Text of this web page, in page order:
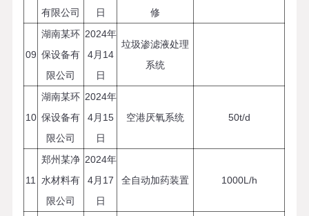
有限公司
日
修
09
湖南某环
保设备有
限公司
2024年
4月14
日
垃圾渗滤液处理
系统
10
湖南某环
保设备有
限公司
2024年
4月15
日
空港厌氧系统 50t/d
11
郑州某净
水材料有
限公司
2024年
4月17
日
全自动加药装置 1000L/h